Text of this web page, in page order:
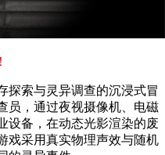
探索与灵异调查的沉浸式冒
员，通过夜视摄像机、电磁
设备，在动态光影渲染的废
戏采用真实物理声效与随机